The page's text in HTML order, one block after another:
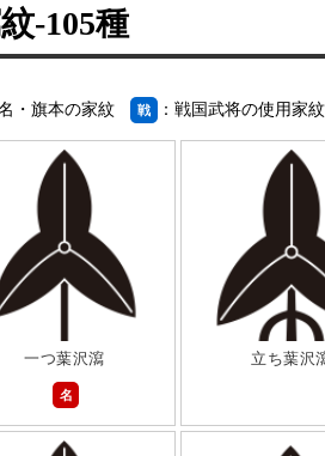
-105種
・旗本の家紋 戦 ：戦国武将の使用家紋
一つ葉沢瀉
名
立ち葉沢